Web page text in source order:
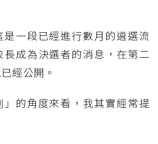
是一段已經進行數月的遴選流
長成為決選者的消息，在第二
經公開。
」的角度來看，我其實經常提